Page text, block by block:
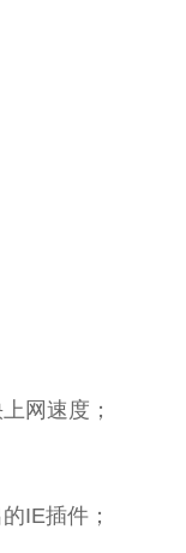
网速度；
IE插件；